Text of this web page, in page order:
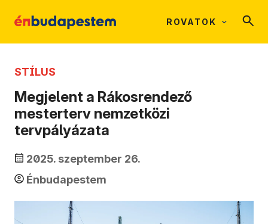
ROVATOK
STÍLUS
Megjelent a Rákosrendező
mesterterv nemzetközi
tervpályázata
2025. szeptember 26.
Énbudapestem